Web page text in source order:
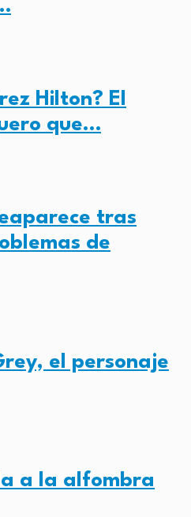
Hilton? El
que…
tras
de
el personaje
a la alfombra